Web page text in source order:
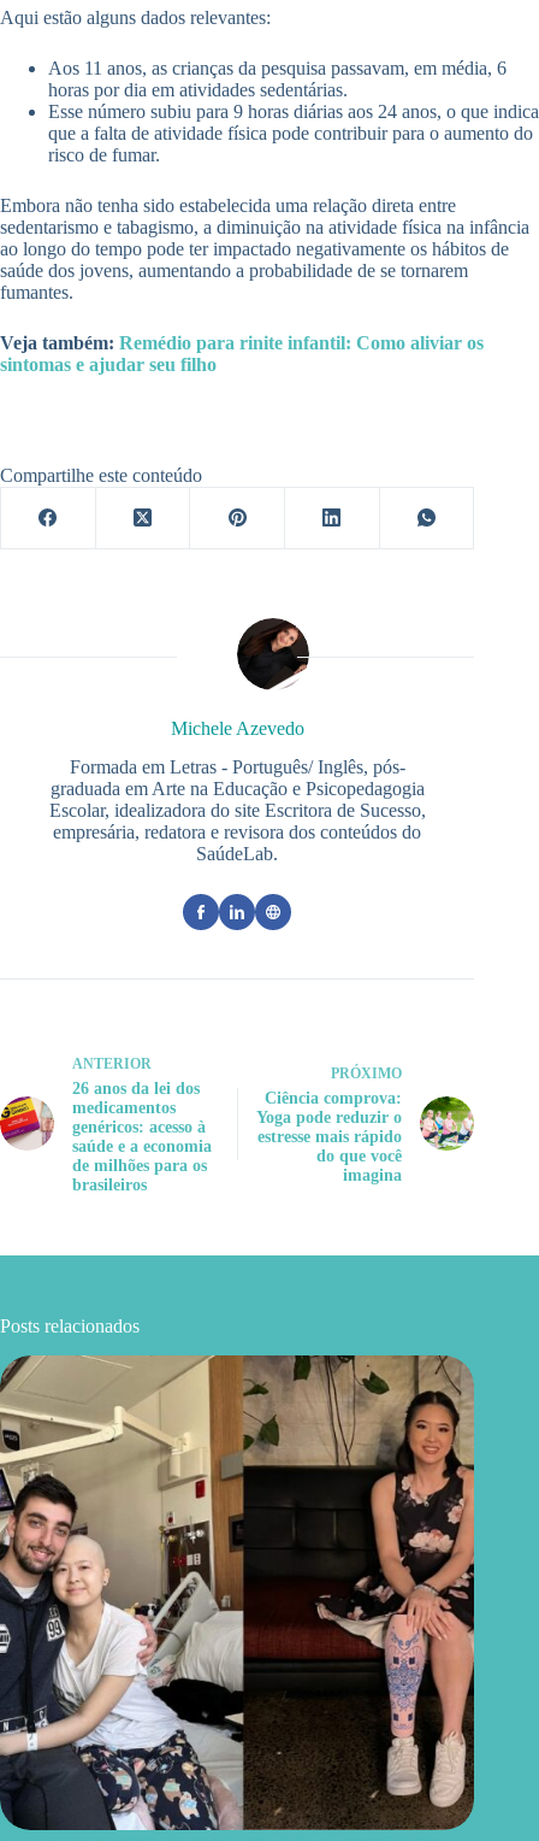
Aqui estão alguns dados relevantes:
Aos 11 anos, as crianças da pesquisa passavam, em média, 6
horas por dia em atividades sedentárias.
Esse número subiu para 9 horas diárias aos 24 anos, o que indica
que a falta de atividade física pode contribuir para o aumento do
risco de fumar.
Embora não tenha sido estabelecida uma relação direta entre
sedentarismo e tabagismo, a diminuição na atividade física na infância
ao longo do tempo pode ter impactado negativamente os hábitos de
saúde dos jovens, aumentando a probabilidade de se tornarem
fumantes.
Veja também: Remédio para rinite infantil: Como aliviar os
sintomas e ajudar seu filho
Compartilhe este conteúdo
Michele Azevedo
Formada em Letras - Português/ Inglês, pós-
graduada em Arte na Educação e Psicopedagogia
Escolar, idealizadora do site Escritora de Sucesso,
empresária, redatora e revisora dos conteúdos do
SaúdeLab.
ANTERIOR
26 anos da lei dos
medicamentos
genéricos: acesso à
saúde e a economia
de milhões para os
brasileiros
PRÓXIMO
Ciência comprova:
Yoga pode reduzir o
estresse mais rápido
do que você
imagina
Posts relacionados